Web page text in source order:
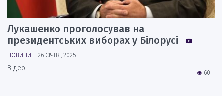
Лукашенко проголосував на
президентських виборах у Білорусі
НОВИНИ 26 СІЧНЯ, 2025
60
Відео